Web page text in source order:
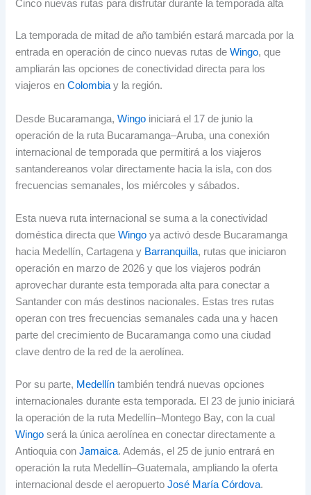
Cinco nuevas rutas para disfrutar durante la temporada alta
La temporada de mitad de año también estará marcada por la
entrada en operación de cinco nuevas rutas deWingo, que
ampliarán las opciones de conectividad directa para los
viajeros enColombia y la región.
Desde Bucaramanga,Wingo iniciará el 17 de junio la
operación de la ruta Bucaramanga–Aruba, una conexión
internacional de temporada que permitirá a los viajeros
santandereanos volar directamente hacia la isla, con dos
frecuencias semanales, los miércoles y sábados.
Esta nueva ruta internacional se suma a la conectividad
doméstica directa queWingo ya activó desde Bucaramanga
hacia Medellín, Cartagena y Barranquilla, rutas que iniciaron
operación en marzo de 2026 y que los viajeros podrán
aprovechar durante esta temporada alta para conectar a
Santander con más destinos nacionales. Estas tres rutas
operan con tres frecuencias semanales cada una y hacen
parte del crecimiento de Bucaramanga como una ciudad
clave dentro de la red de la aerolínea.
Por su parte, Medellín también tendrá nuevas opciones
internacionales durante esta temporada. El 23 de junio iniciará
la operación de la ruta Medellín–Montego Bay, con la cual
Wingo será la única aerolínea en conectar directamente a
Antioquia conJamaica. Además, el 25 de junio entrará en
operación la ruta Medellín–Guatemala, ampliando la oferta
internacional desde el aeropuertoJosé María Córdova.